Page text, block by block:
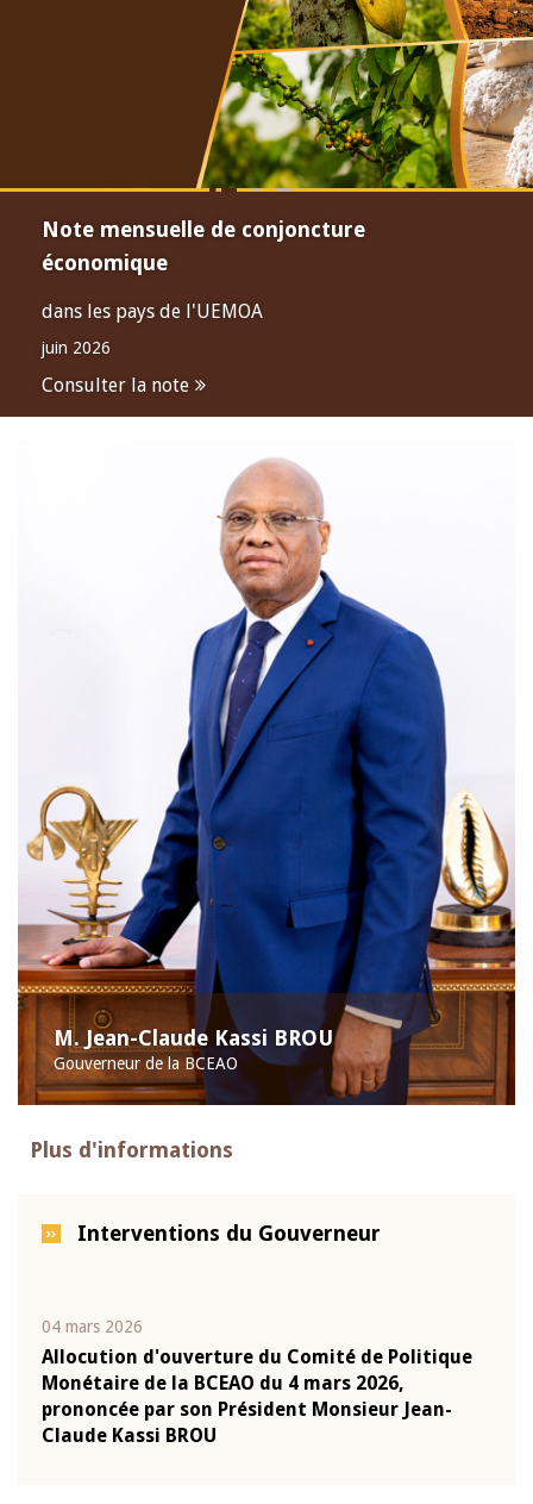
Note mensuelle de conjoncture
économique
dans les pays de l'UEMOA
juin 2026
Consulter la note
M. Jean-Claude Kassi BROU
Gouverneur de la BCEAO
Plus d'informations
Interventions du Gouverneur
04 mars 2026
Allocution d'ouverture du Comité de Politique
Monétaire de la BCEAO du 4 mars 2026,
prononcée par son Président Monsieur Jean-
Claude Kassi BROU